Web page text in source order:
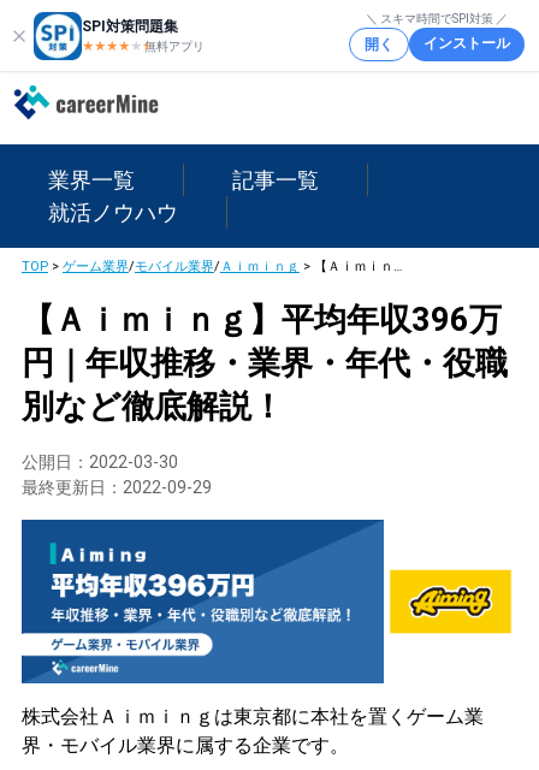
SPI対策問題集
★★★★ ★★
無料アプリ
＼ スキマ時間でSPI対策 ／
開く インストール
業界一覧
記事一覧
就活ノウハウ
TOP> ゲーム業界/モバイル業界/Ａｉｍｉｎｇ > 【Ａｉｍｉｎｇ】平均年収396万円｜年収推移・業界・年代・役職別など徹底解説！
【Ａｉｍｉｎｇ】平均年収396万
円｜年収推移・業界・年代・役職
別など徹底解説！
公開日： 2022-03-30
最終更新日： 2022-09-29
株式会社Ａｉｍｉｎｇは東京都に本社を置くゲーム業
界・モバイル業界に属する企業です。